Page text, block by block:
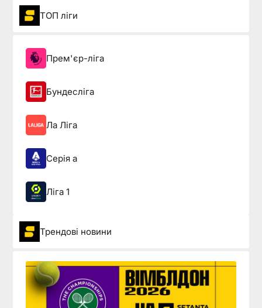
ТОП ліги
Прем'єр-ліга
Бундесліга
Ла Ліга
Серія а
Ліга 1
Трендові новини